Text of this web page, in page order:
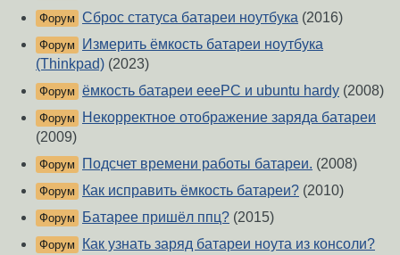
Форум Сброс статуса батареи ноутбука (2016)
Форум
Измерить ёмкость батареи ноутбука
(Thinkpad) (2023)
Форум ёмкость батареи еееРС и ubuntu hardy (2008)
Форум
Некорректное отображение заряда батареи
(2009)
Форум Подсчет времени работы батареи. (2008)
Форум Как исправить ёмкость батареи? (2010)
Форум Батарее пришёл ппц? (2015)
Форум
Как узнать заряд батареи ноута из консоли?